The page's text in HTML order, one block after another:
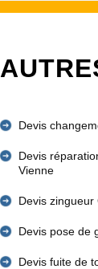
Devis
Devis
Vienne
Devis zingueur
Devis pose de
Devis fuite de